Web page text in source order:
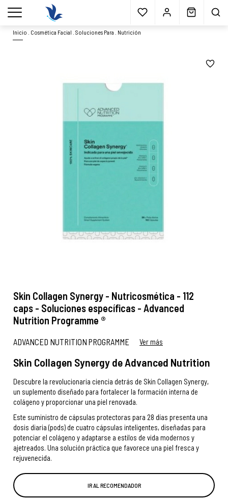
Envío gratisa partir 40€* Muestras gratis Blog
menu
Inicio Cosmética Facial .Soluciones Para Nutrición
Skin Collagen Synergy - Nutricosmética - 112
caps - Soluciones específicas - Advanced
Nutrition Programme ®
ADVANCED NUTRITION PROGRAMME Ver más
Skin Collagen Synergy de Advanced Nutrition
Descubre la revolucionaria ciencia detrás de Skin Collagen Synergy,
un suplemento diseñado para fortalecer la formación interna de
colágeno y proporcionar una piel renovada.
Este suministro de cápsulas protectoras para 28 días presenta una
dosis diaria (pods) de cuatro cápsulas inteligentes, diseñadas para
potenciar el colágeno y adaptarse a estilos de vida modernos y
ajetreados. Una solución práctica que favorece una piel fresca y
rejuvenecida.
IR AL RECOMENDADOR